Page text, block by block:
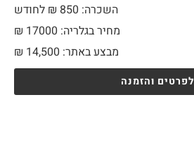
השכרה: 850 ₪ לחודש
מחיר בגלריה: 17000 ₪
מבצע באתר:
₪ 14,500
לפרטים והזמנה